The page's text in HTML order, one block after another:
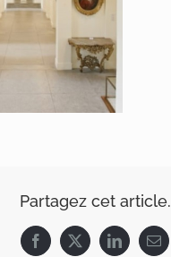
Partagez cet article.
Facebook
X LinkedIn